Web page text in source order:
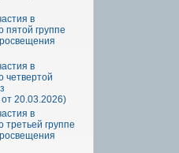
в
пятой группе
в
четвертой
20.03.2026)
в
третьей группе